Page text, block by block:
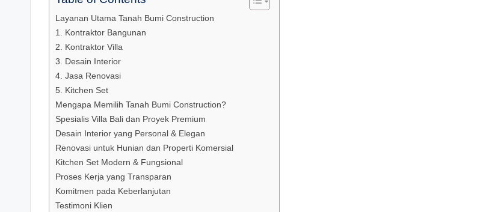
Layanan Utama Tanah Bumi Construction
1. Kontraktor Bangunan
2. Kontraktor Villa
3. Desain Interior
4. Jasa Renovasi
5. Kitchen Set
Mengapa Memilih Tanah Bumi Construction?
Spesialis Villa Bali dan Proyek Premium
Desain Interior yang Personal & Elegan
Renovasi untuk Hunian dan Properti Komersial
Kitchen Set Modern & Fungsional
Proses Kerja yang Transparan
Komitmen pada Keberlanjutan
Testimoni Klien